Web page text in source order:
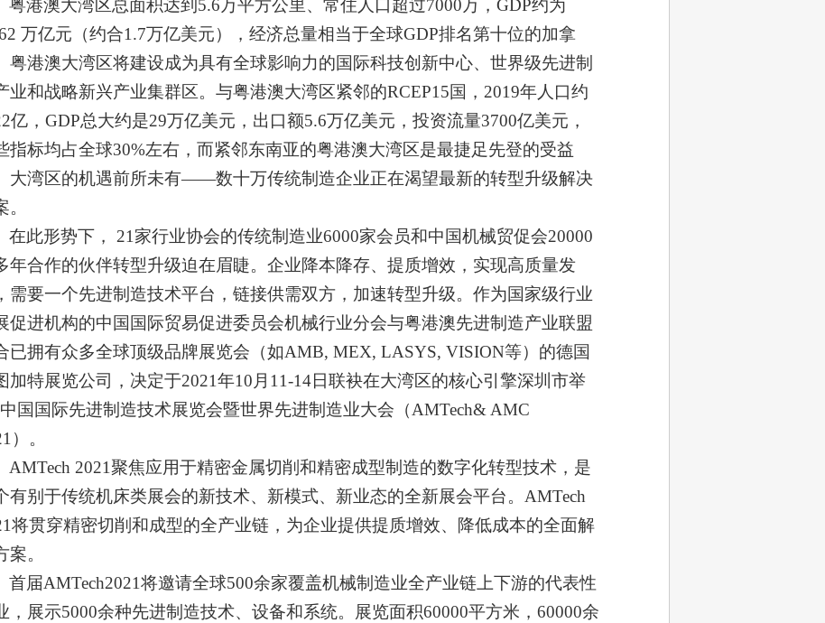
粤港澳大湾区总面积达到5.6万平方公里、常住人口超过7000万，GDP约为
万亿元（约合1.7万亿美元），经济总量相当于全球GDP排名第十位的加拿
粤港澳大湾区将建设成为具有全球影响力的国际科技创新中心、世界级先进制
业和战略新兴产业集群区。与粤港澳大湾区紧邻的RCEP15国，2019年人口约
亿，GDP总大约是29万亿美元，出口额5.6万亿美元，投资流量3700亿美元，
指标均占全球30%左右，而紧邻东南亚的粤港澳大湾区是最捷足先登的受益
大湾区的机遇前所未有——数十万传统制造企业正在渴望最新的转型升级解决
。
在此形势下， 21家行业协会的传统制造业6000家会员和中国机械贸促会20000
年合作的伙伴转型升级迫在眉睫。企业降本降存、提质增效，实现高质量发
需要一个先进制造技术平台，链接供需双方，加速转型升级。作为国家级行业
促进机构的中国国际贸易促进委员会机械行业分会与粤港澳先进制造产业联盟
已拥有众多全球顶级品牌展览会（如AMB, MEX, LASYS, VISION等）的德国
加特展览公司，决定于2021年10月11-14日联袂在大湾区的核心引擎深圳市举
国国际先进制造技术展览会暨世界先进制造业大会（AMTech& AMC
）。
AMTech 2021聚焦应用于精密金属切削和精密成型制造的数字化转型技术，是
有别于传统机床类展会的新技术、新模式、新业态的全新展会平台。AMTech
将贯穿精密切削和成型的全产业链，为企业提供提质增效、降低成本的全面解
案。
首届AMTech2021将邀请全球500余家覆盖机械制造业全产业链上下游的代表性
，展示5000余种先进制造技术、设备和系统。展览面积60000平方米，60000余